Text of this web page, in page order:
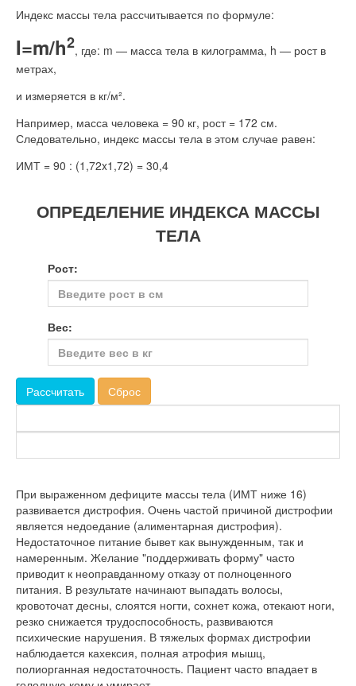
Индекс массы тела рассчитывается по формуле:
I=m/h2, где: m — масса тела в килограмма, h — рост в
метрах,
и измеряется в кг/м².
Например, масса человека = 90 кг, рост = 172 см.
Следовательно, индекс массы тела в этом случае равен:
ИМТ = 90 : (1,72x1,72) = 30,4
ОПРЕДЕЛЕНИЕ ИНДЕКСА МАССЫ
ТЕЛА
Рост:
Вес:
При выраженном дефиците массы тела (ИМТ ниже 16)
развивается дистрофия. Очень частой причиной дистрофии
является недоедание (алиментарная дистрофия).
Недостаточное питание бывет как вынужденным, так и
намеренным. Желание "поддерживать форму" часто
приводит к неоправданному отказу от полноценного
питания. В результате начинают выпадать волосы,
кровоточат десны, слоятся ногти, сохнет кожа, отекают ноги,
резко снижается трудоспособность, развиваются
психические нарушения. В тяжелых формах дистрофии
наблюдается кахексия, полная атрофия мышц,
полиорганная недостаточность. Пациент часто впадает в